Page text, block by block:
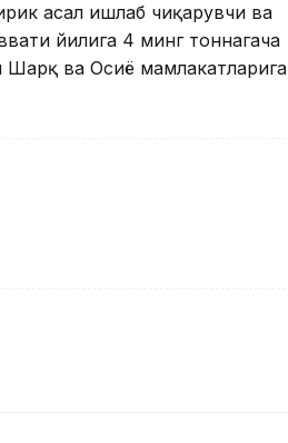
асал ишлаб чиқарувчи ва
йилига 4 минг тоннагача
Шарқ ва Осиё мамлакатларига